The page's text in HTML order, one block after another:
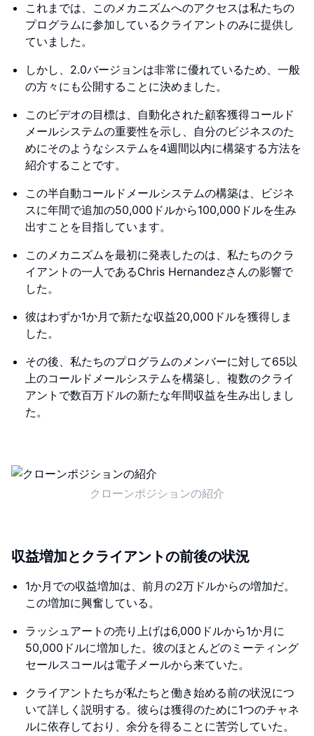
これまでは、このメカニズムへのアクセスは私たちの
プログラムに参加しているクライアントのみに提供し
ていました。
しかし、2.0バージョンは非常に優れているため、一般
の方々にも公開することに決めました。
このビデオの目標は、自動化された顧客獲得コールド
メールシステムの重要性を示し、自分のビジネスのた
めにそのようなシステムを4週間以内に構築する方法を
紹介することです。
この半自動コールドメールシステムの構築は、ビジネ
スに年間で追加の50,000ドルから100,000ドルを生み
出すことを目指しています。
このメカニズムを最初に発表したのは、私たちのクラ
イアントの一人であるChris Hernandezさんの影響で
した。
彼はわずか1か月で新たな収益20,000ドルを獲得しま
した。
その後、私たちのプログラムのメンバーに対して65以
上のコールドメールシステムを構築し、複数のクライ
アントで数百万ドルの新たな年間収益を生み出しまし
た。
クローンポジションの紹介
収益増加とクライアントの前後の状況
1か月での収益増加は、前月の2万ドルからの増加だ。
この増加に興奮している。
ラッシュアートの売り上げは6,000ドルから1か月に
50,000ドルに増加した。彼のほとんどのミーティング
セールスコールは電子メールから来ていた。
クライアントたちが私たちと働き始める前の状況につ
いて詳しく説明する。彼らは獲得のために1つのチャネ
ルに依存しており、余分を得ることに苦労していた。